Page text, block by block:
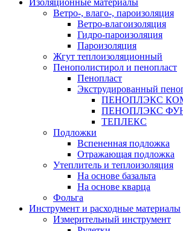
Изоляционные материалы
Ветро-, влаго-, пароизоляция
Ветро-влагоизоляция
Гидро-пароизоляция
Пароизоляция
Жгут теплоизоляционный
Пенополистирол и пенопласт
Пенопласт
Экструдированный
ПЕНОПЛЭКС
ПЕНОПЛЭКС
ТЕПЛЕКС
Подложки
Вспененная подложка
Отражающая подложка
Утеплитель и теплоизоляция
На основе базальта
На основе кварца
Фольга
Инструмент и расходные материалы
Измерительный инструмент